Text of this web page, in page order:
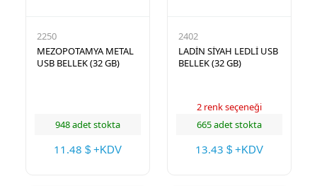
2250
MEZOPOTAMYA METAL
USB BELLEK (32 GB)
948 adet stokta
11.48 $ +KDV
2402
LADİN SİYAH LEDLİ USB
BELLEK (32 GB)
2 renk seçeneği
665 adet stokta
13.43 $ +KDV